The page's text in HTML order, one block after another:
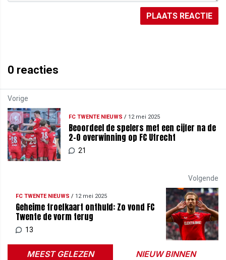
PLAATS REACTIE
0 reacties
Vorige
FC TWENTE NIEUWS / 12 mei 2025
Beoordeel de spelers met een cijfer na de
2-0 overwinning op FC Utrecht
21
Volgende
FC TWENTE NIEUWS / 12 mei 2025
Geheime troefkaart onthuld: Zo vond FC
Twente de vorm terug
13
MEEST GELEZEN NIEUW BINNEN